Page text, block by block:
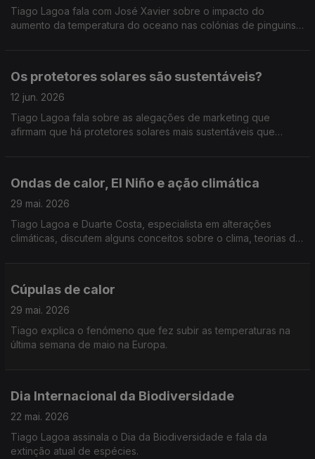
Tiago Lagoa fala com José Xavier sobre o impacto do
aumento da temperatura do oceano nas colónias de pinguins
Os protetores solares são sustentáveis?
12 jun. 2026
Tiago Lagoa fala sobre as alegações de marketing que
afirmam que há protetores solares mais sustentáveis que
Ondas de calor, El Niño e ação climática
29 mai. 2026
Tiago Lagoa e Duarte Costa, especialista em alterações
climáticas, discutem alguns conceitos sobre o clima, teorias da
Cúpulas de calor
29 mai. 2026
Tiago explica o fenómeno que fez subir as temperaturas na
última semana de maio na Europa.
Dia Internacional da Biodiversidade
22 mai. 2026
Tiago Lagoa assinala o Dia da Biodiversidade e fala da
extinção atual de espécies.